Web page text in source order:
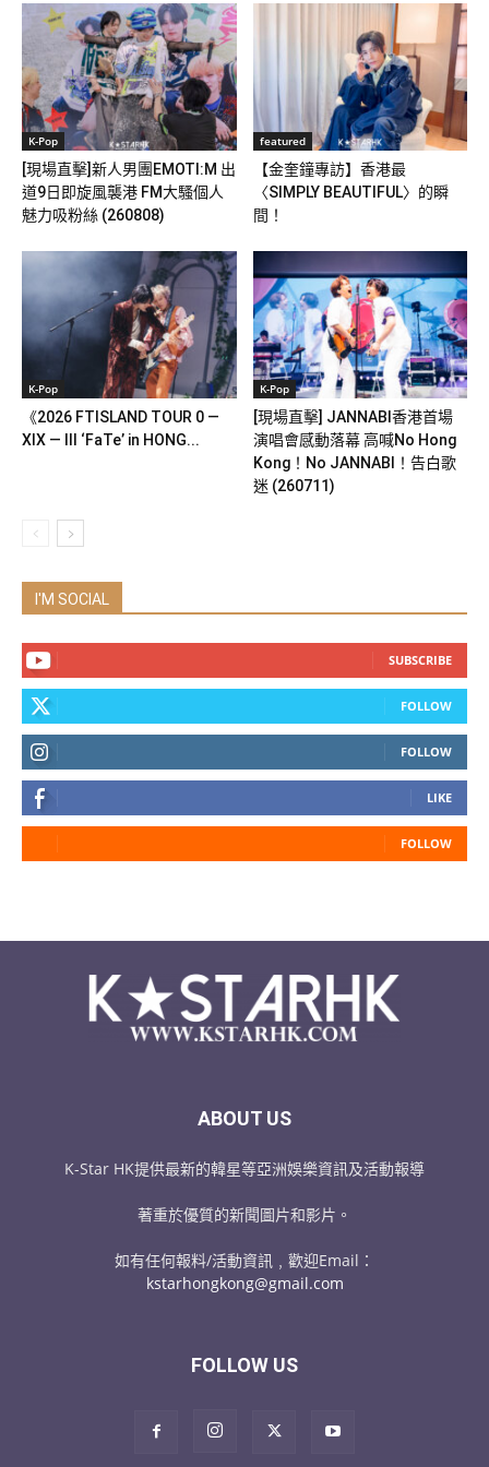
K-Pop
[現場直擊]新人男團EMOTI:M 出
道9日即旋風襲港 FM大騷個人
魅力吸粉絲 (260808)
featured
【金奎鐘專訪】香港最
〈SIMPLY BEAUTIFUL〉的瞬
間！
K-Pop
《2026 FTISLAND TOUR 0 —
XIX — III ‘FaTe’ in HONG...
K-Pop
[現場直擊] JANNABI香港首場
演唱會感動落幕 高喊No Hong
Kong！No JANNABI！告白歌
迷 (260711)
I'M SOCIAL
SUBSCRIBE
FOLLOW
FOLLOW
LIKE
FOLLOW
ABOUT US
K-Star HK提供最新的韓星等亞洲娛樂資訊及活動報導
著重於優質的新聞圖片和影片。
如有任何報料/活動資訊﹐歡迎Email：
kstarhongkong@gmail.com
FOLLOW US